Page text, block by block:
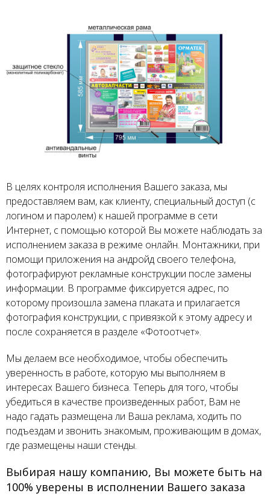
В целях контроля исполнения Вашего заказа, мы
предоставляем вам, как клиенту, специальный доступ (с
логином и паролем) к нашей программе в сети
Интернет, с помощью которой Вы можете наблюдать за
исполнением заказа в режиме онлайн. Монтажники, при
помощи приложения на андройд своего телефона,
фотографируют рекламные конструкции после замены
информации. В программе фиксируется адрес, по
которому произошла замена плаката и прилагается
фотография конструкции, с привязкой к этому адресу и
после сохраняется в разделе «Фотоотчет».
Мы делаем все необходимое, чтобы обеспечить
уверенность в работе, которую мы выполняем в
интересах Вашего бизнеса. Теперь для того, чтобы
убедиться в качестве произведенных работ, Вам не
надо гадать размещена ли Ваша реклама, ходить по
подъездам и звонить знакомым, проживающим в домах,
где размещены наши стенды.
Выбирая нашу компанию, Вы можете быть на
100% уверены в исполнении Вашего заказа